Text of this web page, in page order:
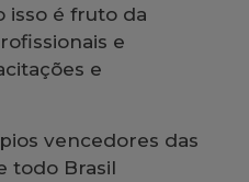
isso é fruto da
e
e
vencedores das
todo Brasil